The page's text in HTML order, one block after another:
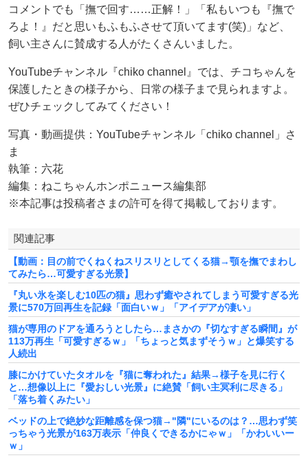
コメントでも「撫で回す……正解！」「私もいつも『撫で
ろよ！』だと思いもふもふさせて頂いてます(笑)」など、
飼い主さんに賛成する人がたくさんいました。
YouTubeチャンネル『chiko channel』では、チコちゃんを
保護したときの様子から、日常の様子まで見られますよ。
ぜひチェックしてみてください！
写真・動画提供：YouTubeチャンネル「chiko channel」さ
ま
執筆：六花
編集：ねこちゃんホンポニュース編集部
※本記事は投稿者さまの許可を得て掲載しております。
関連記事
【動画：目の前でくねくねスリスリとしてくる猫→顎を撫でまわし
てみたら…可愛すぎる光景】
『丸い氷を楽しむ10匹の猫』思わず癒やされてしまう可愛すぎる光
景に570万回再生を記録「面白いｗ」「アイデアが凄い」
猫が専用のドアを通ろうとしたら…まさかの『切なすぎる瞬間』が
113万再生「可愛すぎるｗ」「ちょっと気まずそうｗ」と爆笑する
人続出
膝にかけていたタオルを『猫に奪われた』結果→様子を見に行く
と…想像以上に『愛おしい光景』に絶賛「飼い主冥利に尽きる」
「落ち着くみたい」
ベッドの上で絶妙な距離感を保つ猫→"隣"にいるのは？…思わず笑
っちゃう光景が163万表示「仲良くできるかにゃｗ」「かわいいー
ｗ」